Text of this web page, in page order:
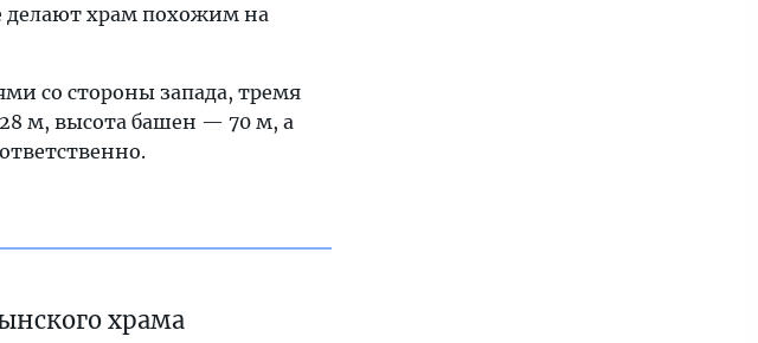
делают храм похожим на
со стороны запада, тремя
м, высота башен — 70 м, а
храма